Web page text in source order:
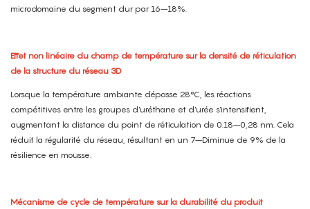
microdomaine du segment dur par 16–18%.
Effet non linéaire du champ de température sur la densité de réticulation
de la structure du réseau 3D
Lorsque la température ambiante dépasse 28°C, les réactions
compétitives entre les groupes d'uréthane et d'urée s'intensifient,
augmentant la distance du point de réticulation de 0.18–0,28 nm. Cela
réduit la régularité du réseau, résultant en un 7–Diminue de 9% de la
résilience en mousse.
Mécanisme de cycle de température sur la durabilité du produit